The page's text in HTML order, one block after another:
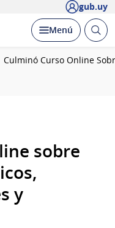
gub.uy
Desplegar
Menú Abrir
Culminó Curso Online
sobre
y